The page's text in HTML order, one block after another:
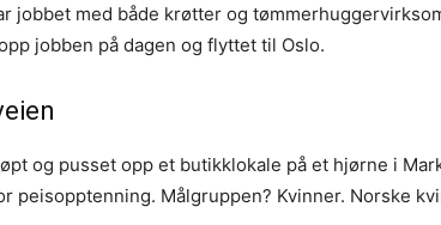
jobbet med både krøtter og
jobben på dagen og flyttet til Oslo.
og pusset opp et butikklokale på et hjørne i
peisopptenning. Målgruppen? Kvinner. Norske